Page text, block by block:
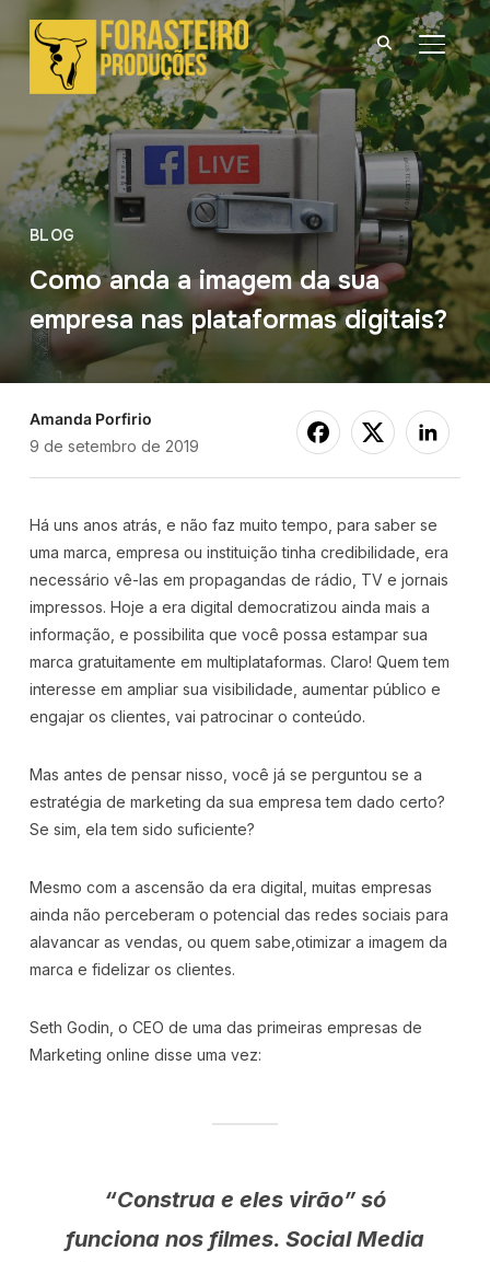
BLOG
Como anda a imagem da sua
empresa nas plataformas digitais?
Amanda Porfirio
9 de setembro de 2019
Há uns anos atrás, e não faz muito tempo, para saber se
uma marca, empresa ou instituição tinha credibilidade, era
necessário vê-las em propagandas de rádio, TV e jornais
impressos. Hoje a era digital democratizou ainda mais a
informação, e possibilita que você possa estampar sua
marca gratuitamente em multiplataformas. Claro! Quem tem
interesse em ampliar sua visibilidade, aumentar público e
engajar os clientes, vai patrocinar o conteúdo.
Mas antes de pensar nisso, você já se perguntou se a
estratégia de marketing da sua empresa tem dado certo?
Se sim, ela tem sido suficiente?
Mesmo com a ascensão da era digital, muitas empresas
ainda não perceberam o potencial das redes sociais para
alavancar as vendas, ou quem sabe,otimizar a imagem da
marca e fidelizar os clientes.
Seth Godin, o CEO de uma das primeiras empresas de
Marketing online disse uma vez:
“Construa e eles virão” só
funciona nos filmes. Social Media